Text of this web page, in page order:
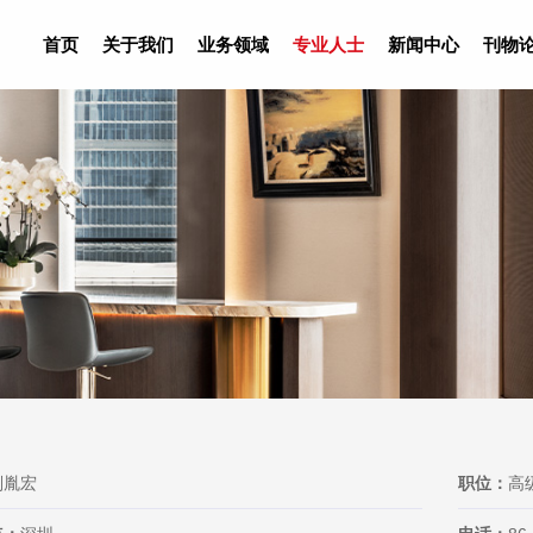
首页 关于我们 业务领域 专业人士 新闻中心 刊物
宏 职位：高